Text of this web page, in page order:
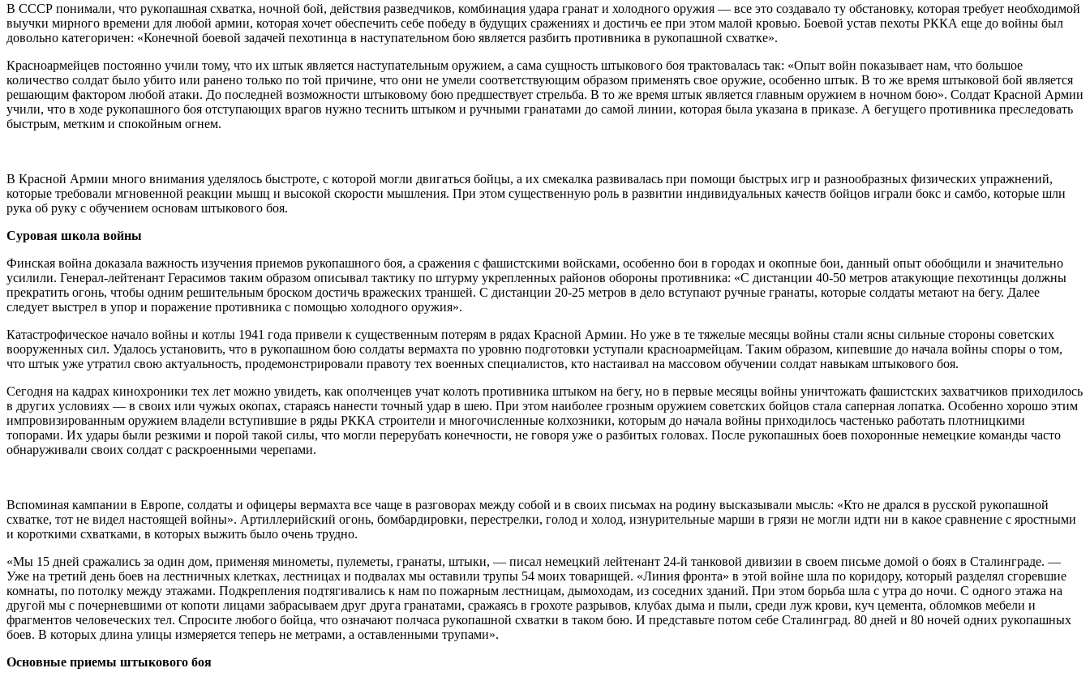
В СССР понимали, что рукопашная схватка, ночной бой, действия разведчиков, комбинация удара гранат и холодного оружия — все это создавало ту обстановку, которая требует необходимой
выучки мирного времени для любой армии, которая хочет обеспечить себе победу в будущих сражениях и достичь ее при этом малой кровью. Боевой устав пехоты РККА еще до войны был
довольно категоричен: «Конечной боевой задачей пехотинца в наступательном бою является разбить противника в рукопашной схватке».
Красноармейцев постоянно учили тому, что их штык является наступательным оружием, а сама сущность штыкового боя трактовалась так: «Опыт войн показывает нам, что большое
количество солдат было убито или ранено только по той причине, что они не умели соответствующим образом применять свое оружие, особенно штык. В то же время штыковой бой является
решающим фактором любой атаки. До последней возможности штыковому бою предшествует стрельба. В то же время штык является главным оружием в ночном бою». Солдат Красной Армии
учили, что в ходе рукопашного боя отступающих врагов нужно теснить штыком и ручными гранатами до самой линии, которая была указана в приказе. А бегущего противника преследовать
быстрым, метким и спокойным огнем.
В Красной Армии много внимания уделялось быстроте, с которой могли двигаться бойцы, а их смекалка развивалась при помощи быстрых игр и разнообразных физических упражнений,
которые требовали мгновенной реакции мышц и высокой скорости мышления. При этом существенную роль в развитии индивидуальных качеств бойцов играли бокс и самбо, которые шли
рука об руку с обучением основам штыкового боя.
Суровая школа войны
Финская война доказала важность изучения приемов рукопашного боя, а сражения с фашистскими войсками, особенно бои в городах и окопные бои, данный опыт обобщили и значительно
усилили. Генерал-лейтенант Герасимов таким образом описывал тактику по штурму укрепленных районов обороны противника: «С дистанции 40-50 метров атакующие пехотинцы должны
прекратить огонь, чтобы одним решительным броском достичь вражеских траншей. С дистанции 20-25 метров в дело вступают ручные гранаты, которые солдаты метают на бегу. Далее
следует выстрел в упор и поражение противника с помощью холодного оружия».
Катастрофическое начало войны и котлы 1941 года привели к существенным потерям в рядах Красной Армии. Но уже в те тяжелые месяцы войны стали ясны сильные стороны советских
вооруженных сил. Удалось установить, что в рукопашном бою солдаты вермахта по уровню подготовки уступали красноармейцам. Таким образом, кипевшие до начала войны споры о том,
что штык уже утратил свою актуальность, продемонстрировали правоту тех военных специалистов, кто настаивал на массовом обучении солдат навыкам штыкового боя.
Сегодня на кадрах кинохроники тех лет можно увидеть, как ополченцев учат колоть противника штыком на бегу, но в первые месяцы войны уничтожать фашистских захватчиков приходилось
в других условиях — в своих или чужых окопах, стараясь нанести точный удар в шею. При этом наиболее грозным оружием советских бойцов стала саперная лопатка. Особенно хорошо этим
импровизированным оружием владели вступившие в ряды РККА строители и многочисленные колхозники, которым до начала войны приходилось частенько работать плотницкими
топорами. Их удары были резкими и порой такой силы, что могли перерубать конечности, не говоря уже о разбитых головах. После рукопашных боев похоронные немецкие команды часто
обнаруживали своих солдат с раскроенными черепами.
Вспоминая кампании в Европе, солдаты и офицеры вермахта все чаще в разговорах между собой и в своих письмах на родину высказывали мысль: «Кто не дрался в русской рукопашной
схватке, тот не видел настоящей войны». Артиллерийский огонь, бомбардировки, перестрелки, голод и холод, изнурительные марши в грязи не могли идти ни в какое сравнение с яростными
и короткими схватками, в которых выжить было очень трудно.
«Мы 15 дней сражались за один дом, применяя минометы, пулеметы, гранаты, штыки, — писал немецкий лейтенант 24-й танковой дивизии в своем письме домой о боях в Сталинграде. —
Уже на третий день боев на лестничных клетках, лестницах и подвалах мы оставили трупы 54 моих товарищей. «Линия фронта» в этой войне шла по коридору, который разделял сгоревшие
комнаты, по потолку между этажами. Подкрепления подтягивались к нам по пожарным лестницам, дымоходам, из соседних зданий. При этом борьба шла с утра до ночи. С одного этажа на
другой мы с почерневшими от копоти лицами забрасываем друг друга гранатами, сражаясь в грохоте разрывов, клубах дыма и пыли, среди луж крови, куч цемента, обломков мебели и
фрагментов человеческих тел. Спросите любого бойца, что означают полчаса рукопашной схватки в таком бою. И представьте потом себе Сталинград. 80 дней и 80 ночей одних рукопашных
боев. В которых длина улицы измеряется теперь не метрами, а оставленными трупами».
Основные приемы штыкового боя